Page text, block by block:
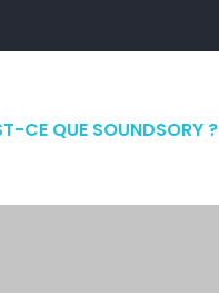
CE QUE SOUNDSORY ?